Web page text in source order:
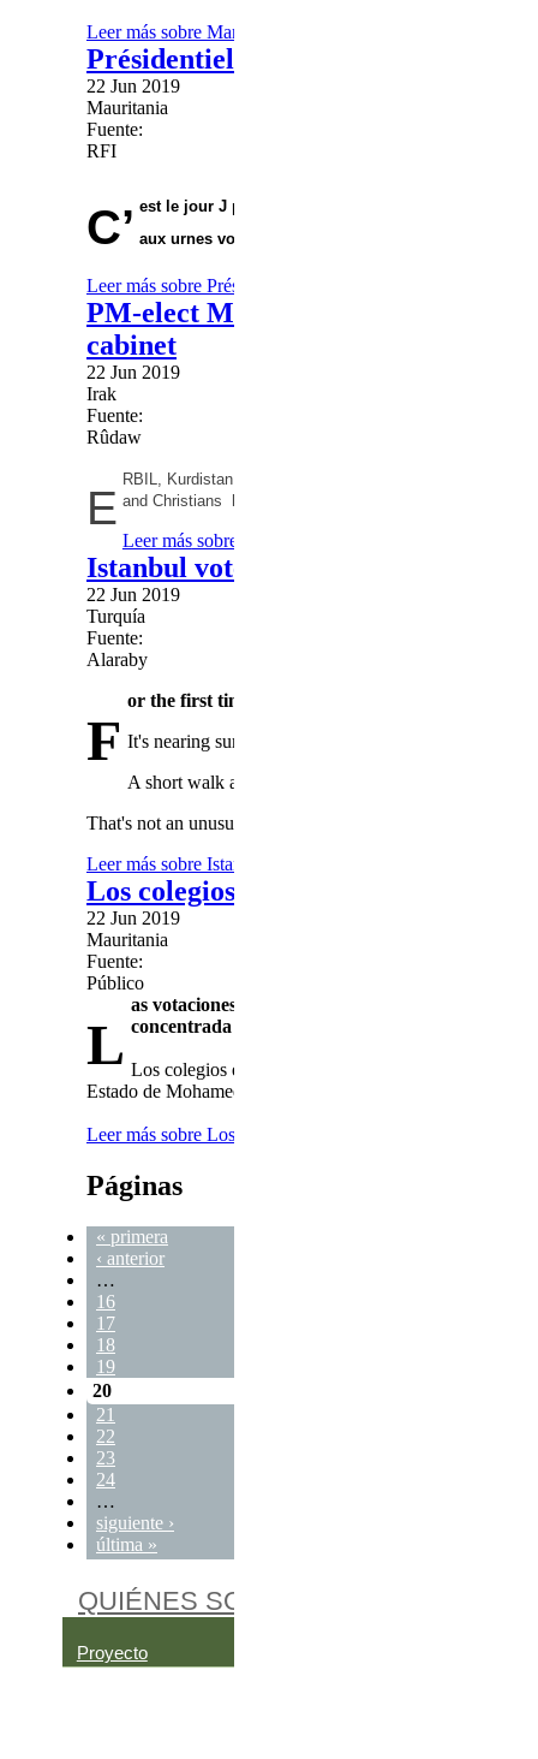
Leer más sobre Manifestantes en Sudán celebran
Présidentielle en Mauritanie:
22 Jun 2019
Mauritania
Fuente:
RFI
C’ est le jour J pour l’élection présidentielle en
aux urnes vont devoir départager six candidats.
Leer más sobre Présidentielle en Mauritanie: suivez la
PM-elect Masrour Barzani assures
cabinet
22 Jun 2019
Irak
Fuente:
Rûdaw
E
RBIL, Kurdistan Region - As Kurdish parties inch closer
and Christians have been assured they will be given
Leer mássobre PM-elect Masrour Barzani assures
Istanbul votes again: An existential
22 Jun 2019
Turquía
Fuente:
Alaraby
F
or the first time in 24 years, Turkey's AKP lost
It's nearing sundown in one of Istanbul's most
A short walk away, a few hundred locals are
That's not an unusual summertime sight in the city's few
Leer más sobre Istanbul votes again: An existential battle
Los colegios electorales abren en
22 Jun 2019
Mauritania
Fuente:
Público
L
as votaciones se desarrollan en 3.862
concentrada en la costa del Atlántico y la ribera
Los colegios electorales de Mauritania han abierto
Estado de Mohamed uld Abdel Aziz tras once años en el
Leer más sobre Los colegios electorales abren en
Páginas
« primera
‹ anterior
…
16
17
18
19
20
21
22
23
24
…
siguiente ›
última »
QUIÉNES SOMOS
Proyecto